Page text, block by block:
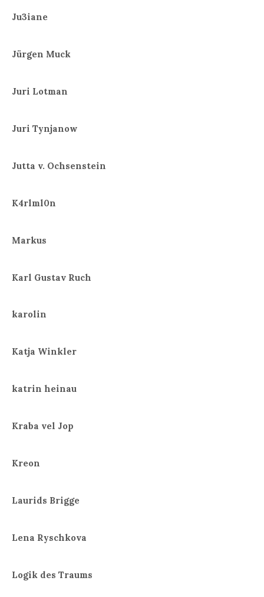
Ju3iane
Jürgen Muck
Juri Lotman
Juri Tynjanow
Jutta v. Ochsenstein
K4rlml0n
Markus
Karl Gustav Ruch
karolin
Katja Winkler
katrin heinau
Kraba vel Jop
Kreon
Laurids Brigge
Lena Ryschkova
Logik des Traums